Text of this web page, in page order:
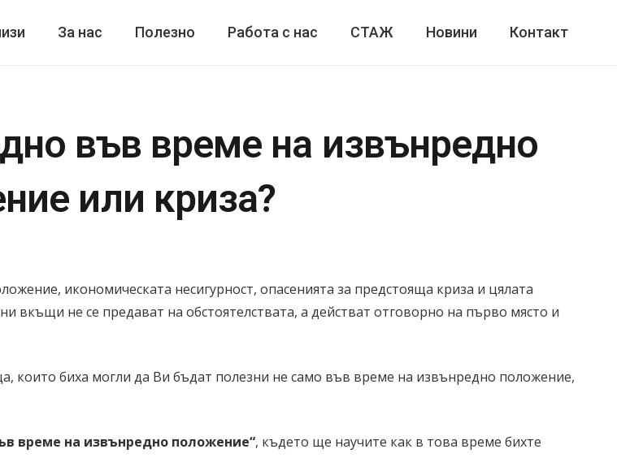
За нас Полезно Работа с нас СТАЖ Новини Контакт
във време на извънредно
или криза?
икономическата несигурност, опасенията за предстояща криза и цялата
вкъщи не се предават на обстоятелствата, а действат отговорно на първо място и
които биха могли да Ви бъдат полезни не само във време на извънредно положение,
време на извънредно положение“, където ще научите как в това време бихте